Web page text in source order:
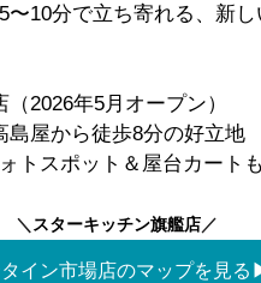
〜10分で立ち寄れる、新
2026年5月オープン）
島屋から徒歩8分の好立地
トスポット＆屋台カート
＼スターキッチン旗艦店／
イン市場店のマップを見る